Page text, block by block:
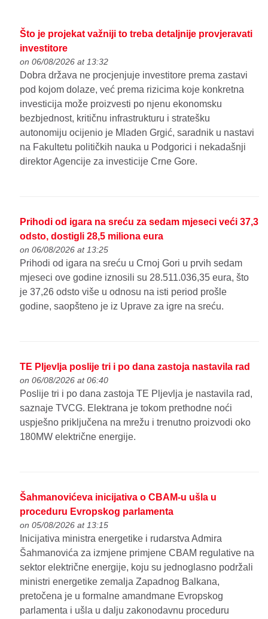
Što je projekat važniji to treba detaljnije provjeravati
investitore
on 06/08/2026 at 13:32
Dobra država ne procjenjuje investitore prema zastavi
pod kojom dolaze, već prema rizicima koje konkretna
investicija može proizvesti po njenu ekonomsku
bezbjednost, kritičnu infrastrukturu i stratešku
autonomiju ocijenio je Mladen Grgić, saradnik u nastavi
na Fakultetu političkih nauka u Podgorici i nekadašnji
direktor Agencije za investicije Crne Gore.
Prihodi od igara na sreću za sedam mjeseci veći 37,3
odsto, dostigli 28,5 miliona eura
on 06/08/2026 at 13:25
Prihodi od igara na sreću u Crnoj Gori u prvih sedam
mjeseci ove godine iznosili su 28.511.036,35 eura, što
je 37,26 odsto više u odnosu na isti period prošle
godine, saopšteno je iz Uprave za igre na sreću.
TE Pljevlja poslije tri i po dana zastoja nastavila rad
on 06/08/2026 at 06:40
Poslije tri i po dana zastoja TE Pljevlja je nastavila rad,
saznaje TVCG. Elektrana je tokom prethodne noći
uspješno priključena na mrežu i trenutno proizvodi oko
180MW električne energije.
Šahmanovićeva inicijativa o CBAM-u ušla u
proceduru Evropskog parlamenta
on 05/08/2026 at 13:15
Inicijativa ministra energetike i rudarstva Admira
Šahmanovića za izmjene primjene CBAM regulative na
sektor električne energije, koju su jednoglasno podržali
ministri energetike zemalja Zapadnog Balkana,
pretočena je u formalne amandmane Evropskog
parlamenta i ušla u dalju zakonodavnu proceduru